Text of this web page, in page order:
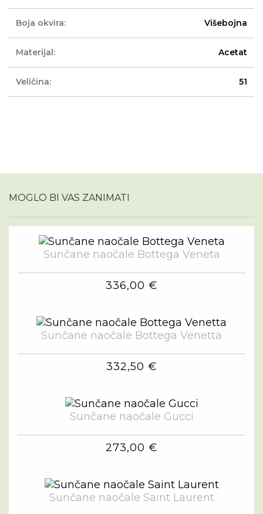
Boja okvira: Višebojna
Materijal: Acetat
Veličina: 51
MOGLO BI VAS ZANIMATI
Sunčane naočale Bottega Veneta
336,00 €
Sunčane naočale Bottega Venetta
332,50 €
Sunčane naočale Gucci
273,00 €
Sunčane naočale Saint Laurent